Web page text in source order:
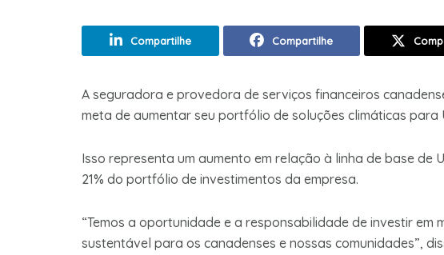
Compartilhe Compartilhe
A seguradora e provedora de serviços financeiros
meta de aumentar seu portfólio de soluções climáticas para
Isso representa um aumento em relação à linha de base de
21% do portfólio de investimentos da empresa.
“Temos a oportunidade e a responsabilidade de investir em
sustentável para os canadenses e nossas comunidades”,